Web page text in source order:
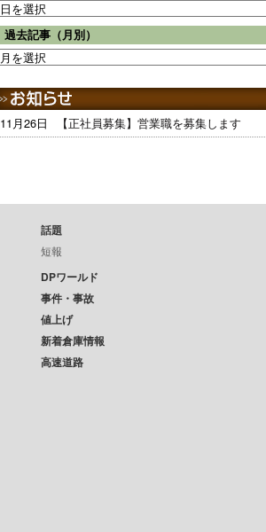
過去記事（月別）
11月26日 【正社員募集】営業職を募集します
話題
短報
DPワールド
事件・事故
値上げ
新着倉庫情報
高速道路